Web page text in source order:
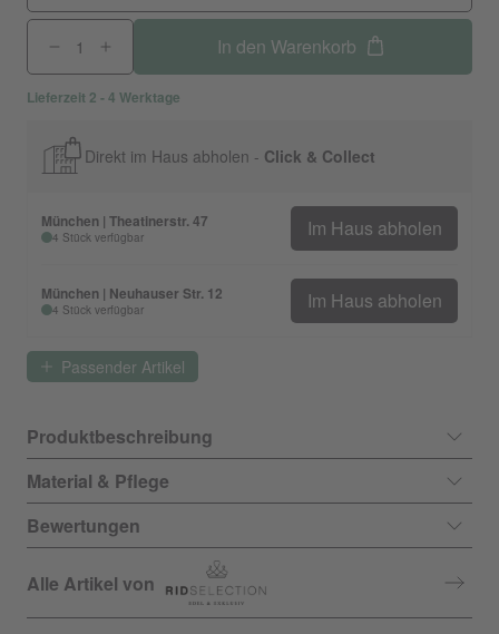
In den Warenkorb
Lieferzeit 2 - 4 Werktage
Direkt im Haus abholen - Click & Collect
München | Theatinerstr. 47
4 Stück verfügbar Im Haus abholen
München | Neuhauser Str. 12
4 Stück verfügbar Im Haus abholen
Passender Artikel
Produktbeschreibung
Material & Pflege
Bewertungen
Alle Artikel von